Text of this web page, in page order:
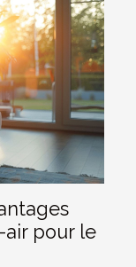
air pour le